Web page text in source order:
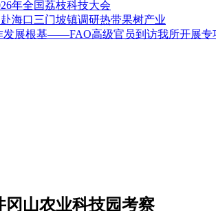
年全国荔枝科技大会
海口三门坡镇调研热带果树产业
发展根基——FAO高级官员到访我所开展专
山农业科技园考察